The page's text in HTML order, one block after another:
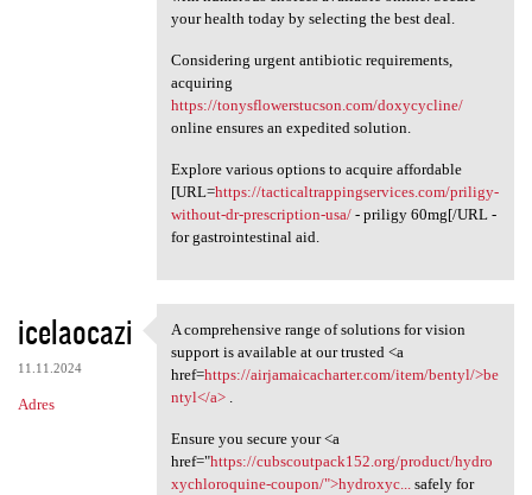
your health today by selecting the best deal.
Considering urgent antibiotic requirements,
acquiring
https://tonysflowerstucson.com/doxycycline/
online ensures an expedited solution.
Explore various options to acquire affordable
[URL=https://tacticaltrappingservices.com/priligy-
without-dr-prescription-usa/- priligy 60mg[/URL -
for gastrointestinal aid.
icelaocazi
11.11.2024
Adres
A comprehensive range of
A comprehensive range of solutions for vision
support is available at our trusted <a
href=https://airjamaicacharter.com/item/bentyl/>be
ntyl</a>.
Ensure you secure your <a
href="https://cubscoutpack152.org/product/hydro
xychloroquine-coupon/">hydroxyc...
safely for